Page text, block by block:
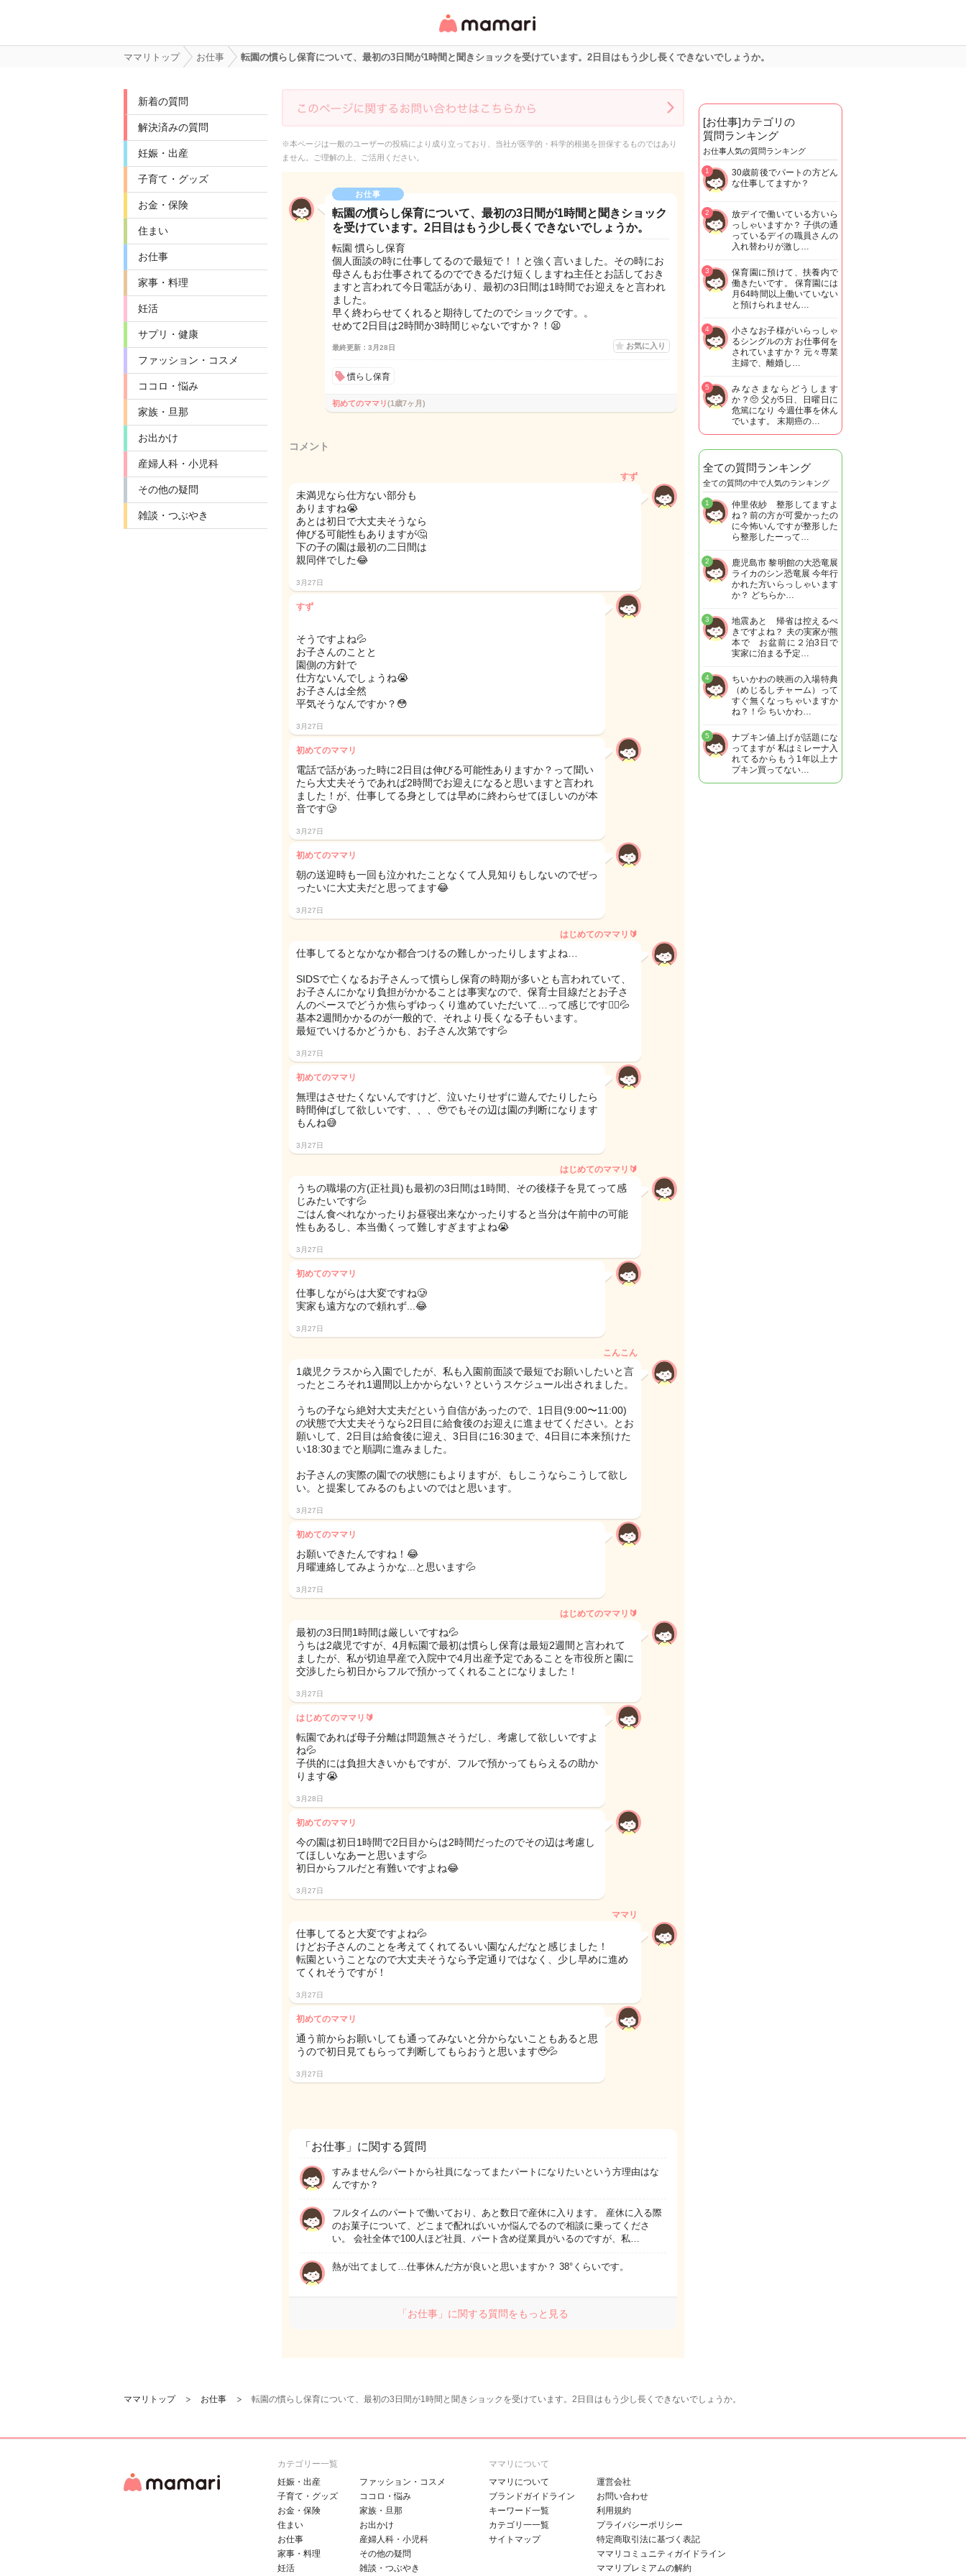
リ・情報サイト
ママリトップ お仕事 転園の慣らし保育について、最初の3日間が1時間と聞きショックを受けています。2日目はもう少し長くできないでしょうか。
新着の質問
解決済みの質問
妊娠・出産
子育て・グッズ
お金・保険
住まい
お仕事
家事・料理
妊活
サプリ・健康
ファッション・コスメ
ココロ・悩み
家族・旦那
お出かけ
産婦人科・小児科
その他の疑問
雑談・つぶやき
※本ページは一般のユーザーの投稿により成り立っており、当社が医学的・科学的根拠を担保するものではあり
ません。ご理解の上、ご活用ください。
お仕事
転園の慣らし保育について、最初の3日間が1時間と聞きショック
を受けています。2日目はもう少し長くできないでしょうか。
転園 慣らし保育
個人面談の時に仕事してるので最短で！！と強く言いました。その時にお
母さんもお仕事されてるのでできるだけ短くしますね主任とお話しておき
ますと言われて今日電話があり、最初の3日間は1時間でお迎えをと言われ
ました。
早く終わらせてくれると期待してたのでショックです。。
せめて2日目は2時間か3時間じゃないですか？！😫
最終更新：3月28日 お気に入り
慣らし保育
初めてのママリ(1歳7ヶ月)
コメント
すず
未満児なら仕方ない部分も
ありますね😭
あとは初日で大丈夫そうなら
伸びる可能性もありますが🤔
下の子の園は最初の二日間は
親同伴でした😂
3月27日
すず
そうですよね💦
お子さんのことと
園側の方針で
仕方ないんでしょうね😭
お子さんは全然
平気そうなんですか？😳
3月27日
初めてのママリ
電話で話があった時に2日目は伸びる可能性ありますか？って聞い
たら大丈夫そうであれば2時間でお迎えになると思いますと言われ
ました！が、仕事してる身としては早めに終わらせてほしいのが本
音です🥲
3月27日
初めてのママリ
朝の送迎時も一回も泣かれたことなくて人見知りもしないのでぜっ
ったいに大丈夫だと思ってます😂
3月27日
はじめてのママリ🔰
仕事してるとなかなか都合つけるの難しかったりしますよね…
SIDSで亡くなるお子さんって慣らし保育の時期が多いとも言われていて、
お子さんにかなり負担がかかることは事実なので、保育士目線だとお子さ
んのペースでどうか焦らずゆっくり進めていただいて…って感じです🙇‍♀️💦
基本2週間かかるのが一般的で、それより長くなる子もいます。
最短でいけるかどうかも、お子さん次第です💦
3月27日
初めてのママリ
無理はさせたくないんですけど、泣いたりせずに遊んでたりしたら
時間伸ばして欲しいです、、、🥹でもその辺は園の判断になります
もんね😅
3月27日
はじめてのママリ🔰
うちの職場の方(正社員)も最初の3日間は1時間、その後様子を見てって感
じみたいです💦
ごはん食べれなかったりお昼寝出来なかったりすると当分は午前中の可能
性もあるし、本当働くって難しすぎますよね😭
3月27日
初めてのママリ
仕事しながらは大変ですね🥲
実家も遠方なので頼れず...😂
3月27日
こんこん
1歳児クラスから入園でしたが、私も入園前面談で最短でお願いしたいと言
ったところそれ1週間以上かからない？というスケジュール出されました。
うちの子なら絶対大丈夫だという自信があったので、1日目(9:00〜11:00)
の状態で大丈夫そうなら2日目に給食後のお迎えに進ませてください。とお
願いして、2日目は給食後に迎え、3日目に16:30まで、4日目に本来預けた
い18:30までと順調に進みました。
お子さんの実際の園での状態にもよりますが、もしこうならこうして欲し
い。と提案してみるのもよいのではと思います。
3月27日
初めてのママリ
お願いできたんですね！😂
月曜連絡してみようかな...と思います💦
3月27日
はじめてのママリ🔰
最初の3日間1時間は厳しいですね💦
うちは2歳児ですが、4月転園で最初は慣らし保育は最短2週間と言われて
ましたが、私が切迫早産で入院中で4月出産予定であることを市役所と園に
交渉したら初日からフルで預かってくれることになりました！
3月27日
はじめてのママリ🔰
転園であれば母子分離は問題無さそうだし、考慮して欲しいですよ
ね💦
子供的には負担大きいかもですが、フルで預かってもらえるの助か
ります😭
3月28日
初めてのママリ
今の園は初日1時間で2日目からは2時間だったのでその辺は考慮し
てほしいなあーと思います💦
初日からフルだと有難いですよね😂
3月27日
ママリ
仕事してると大変ですよね💦
けどお子さんのことを考えてくれてるいい園なんだなと感じました！
転園ということなので大丈夫そうなら予定通りではなく、少し早めに進め
てくれそうですが！
3月27日
初めてのママリ
通う前からお願いしても通ってみないと分からないこともあると思
うので初日見てもらって判断してもらおうと思います🥹💦
3月27日
「お仕事」に関する質問
すみません💦パートから社員になってまたパートになりたいという方理由はな
んですか？
フルタイムのパートで働いており、あと数日で産休に入ります。 産休に入る際
のお菓子について、どこまで配ればいいか悩んでるので相談に乗ってくださ
い。 会社全体で100人ほど社員、パート含め従業員がいるのですが、私…
熱が出てまして…仕事休んだ方が良いと思いますか？ 38°くらいです。
「お仕事」に関する質問をもっと見る
[お仕事]カテゴリの
質問ランキング
お仕事人気の質問ランキング
30歳前後でパートの方どん
な仕事してますか？
1
放デイで働いている方いら
っしゃいますか？ 子供の通
っているデイの職員さんの
入れ替わりが激し…
2
保育園に預けて、扶養内で
働きたいです。 保育園には
月64時間以上働いていない
と預けられません…
3
小さなお子様がいらっしゃ
るシングルの方 お仕事何を
されていますか？ 元々専業
主婦で、離婚し…
4
みなさまならどうします
か？🥺 父が5日、日曜日に
危篤になり 今週仕事を休ん
でいます。 末期癌の…
5
全ての質問ランキング
全ての質問の中で人気のランキング
仲里依紗 整形してますよ
ね？前の方が可愛かったの
に今怖いんですが整形した
ら整形したーって…
1
鹿児島市 黎明館の大恐竜展
ライカのシン恐竜展 今年行
かれた方いらっしゃいます
か？ どちらか…
2
地震あと 帰省は控えるべ
きですよね？ 夫の実家が熊
本で お盆前に２泊3日で
実家に泊まる予定…
3
ちいかわの映画の入場特典
（めじるしチャーム）って
すぐ無くなっちゃいますか
ね？！💦 ちいかわ…
4
ナプキン値上げが話題にな
ってますが 私はミレーナ入
れてるからもう1年以上ナ
プキン買ってない…
5
ママリトップ お仕事 転園の慣らし保育について、最初の3日間が1時間と聞きショックを受けています。2日目はもう少し長くできないでしょうか。
カテゴリー一覧
妊娠・出産
子育て・グッズ
お金・保険
住まい
お仕事
家事・料理
妊活
ファッション・コスメ
ココロ・悩み
家族・旦那
お出かけ
産婦人科・小児科
その他の疑問
雑談・つぶやき
ママリについて
ママリについて
ブランドガイドライン
キーワード一覧
カテゴリ一一覧
サイトマップ
運営会社
お問い合わせ
利用規約
プライバシーポリシー
特定商取引法に基づく表記
ママリコミュニティガイドライン
ママリプレミアムの解約